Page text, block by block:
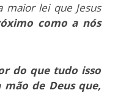
maior lei que Jesus
como a nós
do que tudo isso
mão de Deus que,